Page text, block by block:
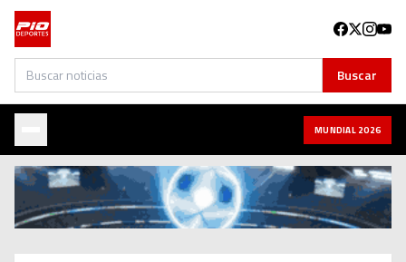
Buscar Buscar
MUNDIAL 2026